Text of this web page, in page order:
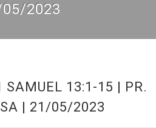
2023
SAMUEL 13:1-15 | PR.
| 21/05/2023